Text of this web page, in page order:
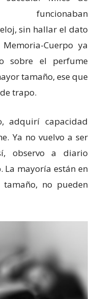
funcionaban
sin hallar el dato
Cuerpo ya
sobre el perfume
tamaño, ese que
trapo.
adquirí capacidad
Ya no vuelvo a ser
observo a diario
La mayoría están en
no pueden